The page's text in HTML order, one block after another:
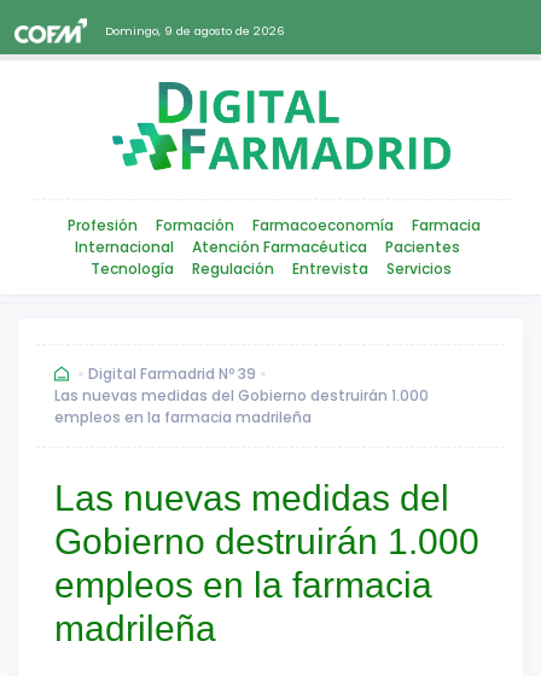
Domingo, 9 de agosto de 2026
Profesión Formación Farmacoeconomía
Farmacia
Internacional
Atención Farmacéutica
Pacientes
Tecnología
Regulación Entrevista Servicios
Digital Farmadrid Nº 39
Las nuevas medidas del Gobierno destruirán 1.000
empleos en la farmacia madrileña
Las nuevas medidas del
Gobierno destruirán 1.000
empleos en la farmacia
madrileña